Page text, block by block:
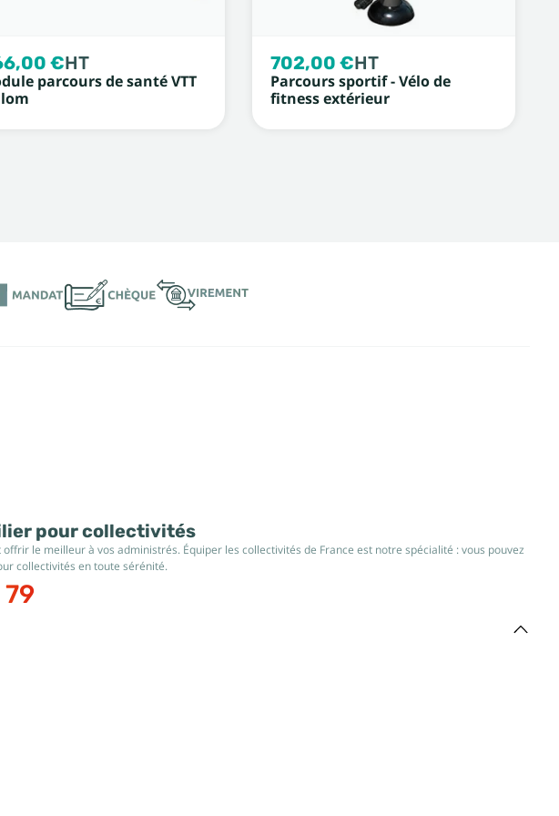
€HT
parcours de santé VTT
702,00 €HT
Parcours sportif - Vélo de
fitness extérieur
pour collectivités
le meilleur à vos administrés. Équiper les collectivités de France est notre spécialité : vous pouvez
collectivités en toute sérénité.